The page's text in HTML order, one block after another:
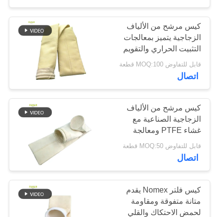
أخبار
اطلب
اقتباس
خريطة
الموقع
سياسة
الخصوصية
كيس مرشح السائل
244
كيس فلتر من ألياف
الزجاج
67
كيس مرشح من الألياف
الزجاجية يتميز بمعالجات
التثبيت الحراري والتقويم
لتحسين المتانة وترشيح
الغبار
قابل للتفاوض MOQ:100 قطعة
اتصال
كيس مرشح من الألياف
الزجاجية الصناعية مع
غشاء PTFE ومعالجة
التثبيت الحراري لتطبيقات
تجميع الغبار ذات درجة
الحرارة العالية
قابل للتفاوض MOQ:50 قطعة
اتصال
كيس فلتر Nomex يقدم
متانة متفوقة ومقاومة
لحمض الاحتكاك والقلي